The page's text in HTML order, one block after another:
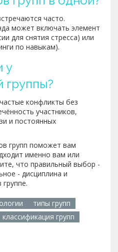
часто.
может включать элемент
для снятия стресса) или
по навыкам).
у
группы?
конфликты без
участников,
и постоянных
групп поможет вам
именно вам или
что правильный выбор -
- дисциплина и
типы групп
классификация групп